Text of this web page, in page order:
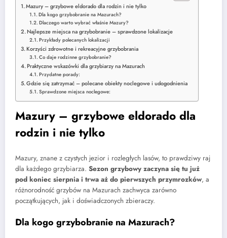
Mazury – grzybowe eldorado dla rodzin i nie tylko
Dla kogo grzybobranie na Mazurach?
Dlaczego warto wybrać właśnie Mazury?
Najlepsze miejsca na grzybobranie – sprawdzone lokalizacje
Przykłady polecanych lokalizacji
Korzyści zdrowotne i rekreacyjne grzybobrania
Co daje rodzinne grzybobranie?
Praktyczne wskazówki dla grzybiarzy na Mazurach
Przydatne porady:
Gdzie się zatrzymać – polecane obiekty noclegowe i udogodnienia
Sprawdzone miejsca noclegowe:
Mazury – grzybowe eldorado dla
rodzin i nie tylko
Mazury, znane z czystych jezior i rozległych lasów, to prawdziwy raj
dla każdego grzybiarza. Sezon grzybowy zaczyna się tu już
pod koniec sierpnia i trwa aż do pierwszych przymrozków, a
różnorodność grzybów na Mazurach zachwyca zarówno
początkujących, jak i doświadczonych zbieraczy.
Dla kogo grzybobranie na Mazurach?